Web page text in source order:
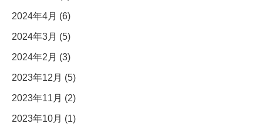
2024年4月 (6)
2024年3月 (5)
2024年2月 (3)
2023年12月 (5)
2023年11月 (2)
2023年10月 (1)